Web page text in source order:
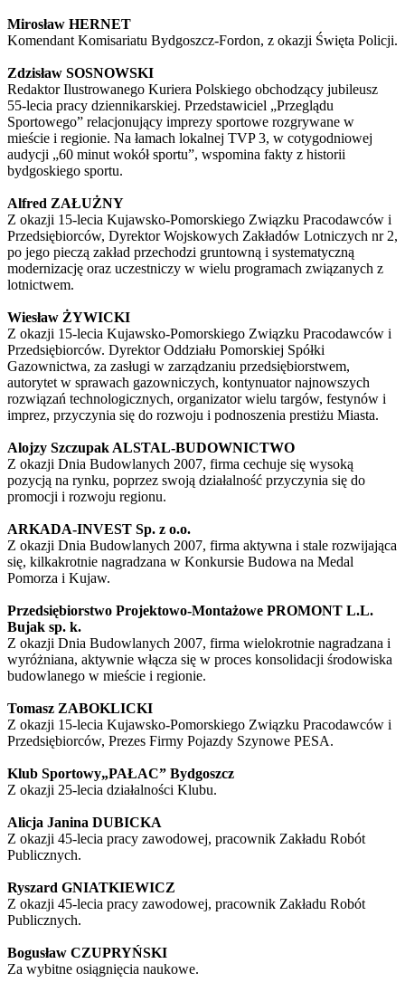
Mirosław HERNET
Komendant Komisariatu Bydgoszcz-Fordon, z okazji Święta Policji.
Zdzisław SOSNOWSKI
Redaktor Ilustrowanego Kuriera Polskiego obchodzący jubileusz
55-lecia pracy dziennikarskiej. Przedstawiciel „Przeglądu
Sportowego” relacjonujący imprezy sportowe rozgrywane w
mieście i regionie. Na łamach lokalnej TVP 3, w cotygodniowej
audycji „60 minut wokół sportu”, wspomina fakty z historii
bydgoskiego sportu.
Alfred ZAŁUŻNY
Z okazji 15-lecia Kujawsko-Pomorskiego Związku Pracodawców i
Przedsiębiorców, Dyrektor Wojskowych Zakładów Lotniczych nr 2,
po jego pieczą zakład przechodzi gruntowną i systematyczną
modernizację oraz uczestniczy w wielu programach związanych z
lotnictwem.
Wiesław ŻYWICKI
Z okazji 15-lecia Kujawsko-Pomorskiego Związku Pracodawców i
Przedsiębiorców. Dyrektor Oddziału Pomorskiej Spółki
Gazownictwa, za zasługi w zarządzaniu przedsiębiorstwem,
autorytet w sprawach gazowniczych, kontynuator najnowszych
rozwiązań technologicznych, organizator wielu targów, festynów i
imprez, przyczynia się do rozwoju i podnoszenia prestiżu Miasta.
Alojzy Szczupak ALSTAL-BUDOWNICTWO
Z okazji Dnia Budowlanych 2007, firma cechuje się wysoką
pozycją na rynku, poprzez swoją działalność przyczynia się do
promocji i rozwoju regionu.
ARKADA-INVEST Sp. z o.o.
Z okazji Dnia Budowlanych 2007, firma aktywna i stale rozwijająca
się, kilkakrotnie nagradzana w Konkursie Budowa na Medal
Pomorza i Kujaw.
Przedsiębiorstwo Projektowo-Montażowe PROMONT L.L.
Bujak sp. k.
Z okazji Dnia Budowlanych 2007, firma wielokrotnie nagradzana i
wyróżniana, aktywnie włącza się w proces konsolidacji środowiska
budowlanego w mieście i regionie.
Tomasz ZABOKLICKI
Z okazji 15-lecia Kujawsko-Pomorskiego Związku Pracodawców i
Przedsiębiorców, Prezes Firmy Pojazdy Szynowe PESA.
Klub Sportowy„PAŁAC” Bydgoszcz
Z okazji 25-lecia działalności Klubu.
Alicja Janina DUBICKA
Z okazji 45-lecia pracy zawodowej, pracownik Zakładu Robót
Publicznych.
Ryszard GNIATKIEWICZ
Z okazji 45-lecia pracy zawodowej, pracownik Zakładu Robót
Publicznych.
Bogusław CZUPRYŃSKI
Za wybitne osiągnięcia naukowe.